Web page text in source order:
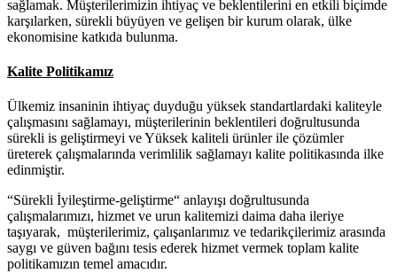
sağlamak. Müşterilerimizin ihtiyaç ve beklentilerini en etkili biçimde
karşılarken, sürekli büyüyen ve gelişen bir kurum olarak, ülke
ekonomisine katkıda bulunma.
Kalite Politikamız
Ülkemiz insaninin ihtiyaç duyduğu yüksek standartlardaki kaliteyle
çalışmasını sağlamayı, müşterilerinin beklentileri doğrultusunda
sürekli is geliştirmeyi ve Yüksek kaliteli ürünler ile çözümler
üreterek çalışmalarında verimlilik sağlamayı kalite politikasında ilke
edinmiştir.
“Sürekli İyileştirme-geliştirme“ anlayışı doğrultusunda
çalışmalarımızı, hizmet ve urun kalitemizi daima daha ileriye
taşıyarak, müşterilerimiz, çalışanlarımız ve tedarikçilerimiz arasında
saygı ve güven bağını tesis ederek hizmet vermek toplam kalite
politikamızın temel amacıdır.